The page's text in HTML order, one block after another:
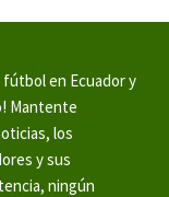
fútbol en Ecuador y
Mantente
los
y sus
ningún